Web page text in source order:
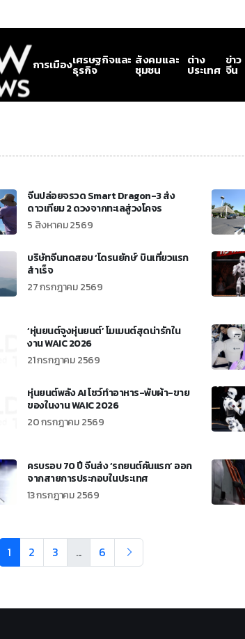
การเมืองเศรษฐกิจและ
ธุรกิจ
สังคมและ
ชุมชน
ต่าง
ประเทศ
ข่าว
จีน
จีนปล่อยจรวด Smart Dragon-3 ส่ง
ดาวเทียม 2 ดวงจากทะเลสู่วงโคจร
5 สิงหาคม 2569
บริษัทจีนทดสอบ ‘โดรนยักษ์’ บินเที่ยวแรก
สำเร็จ
27 กรกฎาคม 2569
‘หุ่นยนต์จูงหุ่นยนต์’ โมเมนต์สุดน่ารักใน
งาน WAIC 2026
21 กรกฎาคม 2569
หุ่นยนต์พลัง AI โชว์ทำอาหาร-พับผ้า-ขาย
ของในงาน WAIC 2026
20 กรกฎาคม 2569
ครบรอบ 70 ปี จีนส่ง ‘รถยนต์คันแรก’ ออก
จากสายการประกอบในประเทศ
13 กรกฎาคม 2569
1 2 3 ... 6